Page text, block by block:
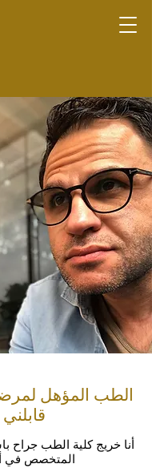
الطب المؤهل
قابلني
أنا خريج كلية الطب جراح
المتخصص في